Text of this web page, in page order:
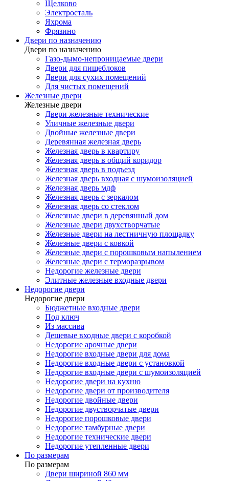
Щелково
Электросталь
Яхрома
Фрязино
Двери по назначению
Двери по назначению
Газо-дымо-непроницаемые двери
Двери для пищеблоков
Двери для сухих помещений
Для чистых помещений
Железные двери
Железные двери
Двери железные технические
Уличные железные двери
Двойные железные двери
Деревянная железная дверь
Железная дверь в квартиру
Железная дверь в общий коридор
Железная дверь в подъезд
Железная дверь входная с шумоизоляцией
Железная дверь мдф
Железная дверь с зеркалом
Железная дверь со стеклом
Железные двери в деревянный дом
Железные двери двухстворчатые
Железные двери на лестничную площадку
Железные двери с ковкой
Железные двери с порошковым напылением
Железные двери с терморазрывом
Недорогие железные двери
Элитные железные входные двери
Недорогие двери
Недорогие двери
Бюджетные входные двери
Под ключ
Из массива
Дешевые входные двери с коробкой
Недорогие арочные двери
Недорогие входные двери для дома
Недорогие входные двери с установкой
Недорогие входные двери с шумоизоляцией
Недорогие двери на кухню
Недорогие двери от производителя
Недорогие двойные двери
Недорогие двустворчатые двери
Недорогие порошковые двери
Недорогие тамбурные двери
Недорогие технические двери
Недорогие утепленные двери
По размерам
По размерам
Двери шириной 860 мм